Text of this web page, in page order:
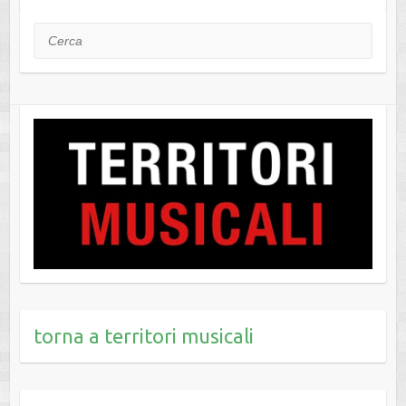
Cerca
torna a territori musicali